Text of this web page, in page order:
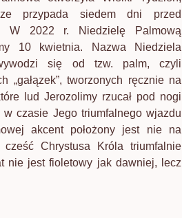
przypada siedem dni przed
W 2022 r. Niedzielę Palmową
10 kwietnia. Nazwa Niedziela
się od tzw. palm, czyli
„gałązek”, tworzonych ręcznie na
lud Jerozolimy rzucał pod nogi
w czasie Jego triumfalnego wjazdu
akcent położony jest nie na
cześć Chrystusa Króla triumfalnie
nie jest fioletowy jak dawniej, lecz